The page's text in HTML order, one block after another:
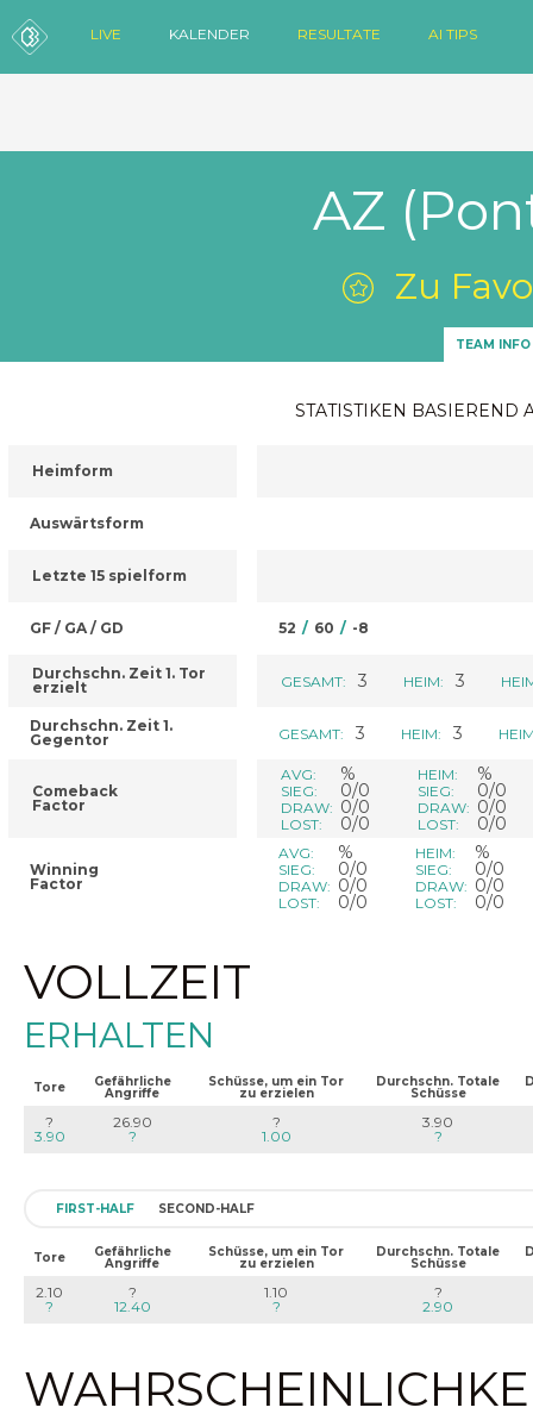
LIVE KALENDER RESULTATE AI TIPS
AZ
Zu
TEAM INFO
STATISTIKEN BASIEREND
Heimform
Auswärtsform
Letzte 15 spielform
GF / GA / GD
Durchschn. Zeit 1. Tor
erzielt
Durchschn. Zeit 1.
Gegentor
Comeback
Factor
Winning
Factor
52 / 60 / -8
GESAMT: 3 HEIM: 3
GESAMT: 3 HEIM: 3
AVG: %
SIEG: 0/0
DRAW: 0/0
LOST: 0/0
HEIM: %
SIEG: 0/0
DRAW: 0/0
LOST: 0/0
AVG: %
SIEG: 0/0
DRAW: 0/0
LOST: 0/0
HEIM: %
SIEG: 0/0
DRAW: 0/0
LOST: 0/0
VOLLZEIT
ERHALTEN
Tore Gefährliche
Angriffe
Schüsse, um ein Tor
zu erzielen
Durchschn. Totale
Schüsse
?
3.90
26.90
?
?
1.00
3.90
?
FIRST-HALF SECOND-HALF
Tore Gefährliche
Angriffe
Schüsse, um ein Tor
zu erzielen
Durchschn. Totale
Schüsse
2.10
?
?
12.40
1.10
?
?
2.90